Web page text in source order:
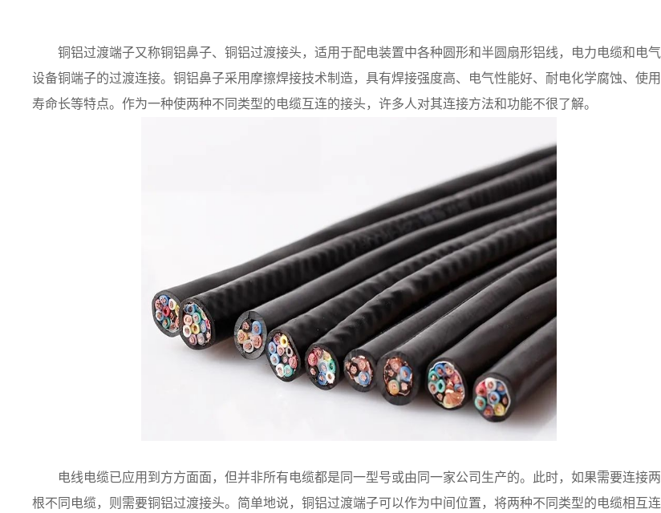
铜铝过渡端子又称铜铝鼻子、铜铝过渡接头，适用于配电装置中各种圆形和半圆扇形铝线，电力电缆和电气
设备铜端子的过渡连接。铜铝鼻子采用摩擦焊接技术制造，具有焊接强度高、电气性能好、耐电化学腐蚀、使用
寿命长等特点。作为一种使两种不同类型的电缆互连的接头，许多人对其连接方法和功能不很了解。
电线电缆已应用到方方面面，但并非所有电缆都是同一型号或由同一家公司生产的。此时，如果需要连接两
根不同电缆，则需要铜铝过渡接头。简单地说，铜铝过渡端子可以作为中间位置，将两种不同类型的电缆相互连